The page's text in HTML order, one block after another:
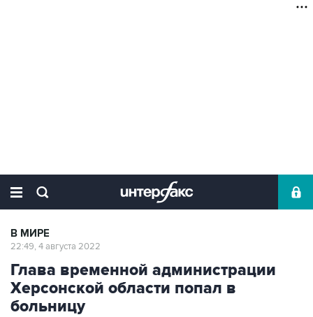
В МИРЕ
22:49, 4 августа 2022
Глава временной администрации
Херсонской области попал в
больницу